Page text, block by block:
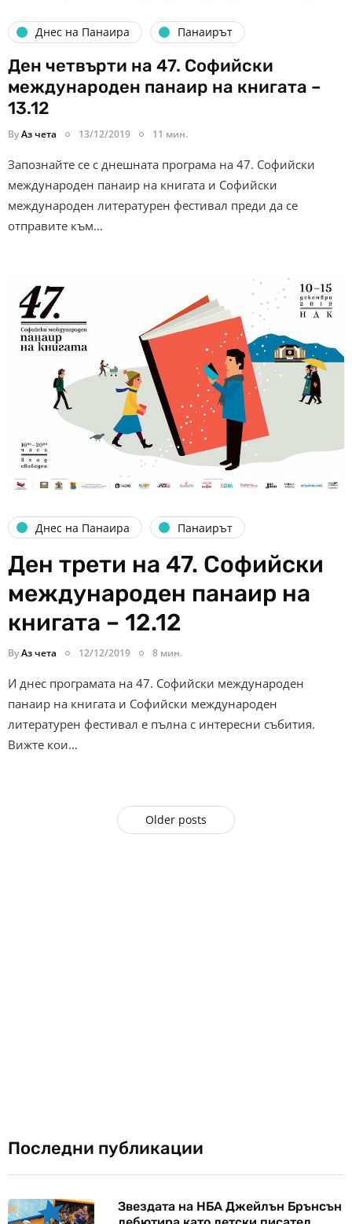
Днес на Панаира Панаирът
Ден четвърти на 47. Софийски
международен панаир на книгата –
13.12
ByАз чета 13/12/2019 11 мин.
Запознайте се с днешната програма на 47. Софийски
международен панаир на книгата и Софийски
международен литературен фестивал преди да се
отправите към…
Днес на Панаира Панаирът
Ден трети на 47. Софийски
международен панаир на
книгата – 12.12
ByАз чета 12/12/2019 8 мин.
И днес програмата на 47. Софийски международен
панаир на книгата и Софийски международен
литературен фестивал е пълна с интересни събития.
Вижте кои…
Older posts
Последни публикации
Звездата на НБА Джейлън Брънсън